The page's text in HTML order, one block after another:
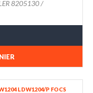
8205130 /
LDW1204/P FOCS